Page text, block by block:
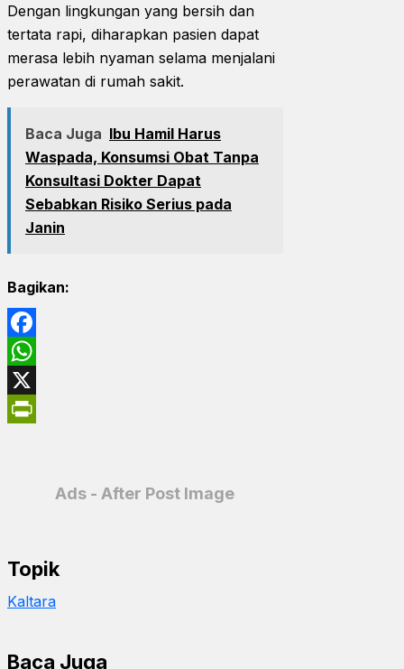
Dengan lingkungan yang bersih dan
tertata rapi, diharapkan pasien dapat
merasa lebih nyaman selama menjalani
perawatan di rumah sakit.
Baca Juga Ibu Hamil Harus
Waspada, Konsumsi Obat Tanpa
Konsultasi Dokter Dapat
Sebabkan Risiko Serius pada
Janin
Bagikan:
Facebook
WhatsApp
X
Ads - After Post Image
Topik
Kaltara
Baca Juga